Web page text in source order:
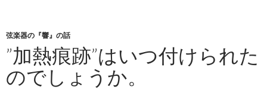
弦楽器の『響』の話
”加熱痕跡”はいつ付けられた
のでしょうか。